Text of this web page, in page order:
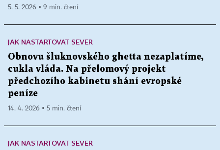
5. 5. 2026 ▪ 9 min. čtení
JAK NASTARTOVAT SEVER
Obnovu šluknovského ghetta nezaplatíme,
cukla vláda. Na přelomový projekt
předchozího kabinetu shání evropské
peníze
14. 4. 2026 ▪ 5 min. čtení
JAK NASTARTOVAT SEVER